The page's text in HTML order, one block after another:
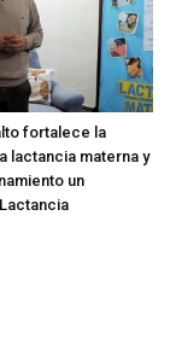
fortalece la
lactancia materna y
un